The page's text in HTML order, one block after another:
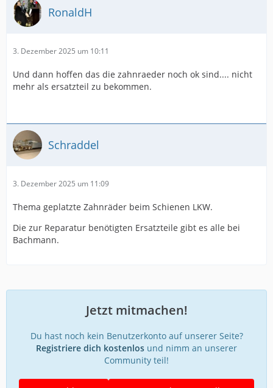
RonaldH
3. Dezember 2025 um 10:11
Und dann hoffen das die zahnraeder noch ok sind.... nicht
mehr als ersatzteil zu bekommen.
Schraddel
3. Dezember 2025 um 11:09
Thema geplatzte Zahnräder beim Schienen LKW.
Die zur Reparatur benötigten Ersatzteile gibt es alle bei
Bachmann.
Jetzt mitmachen!
Du hast noch kein Benutzerkonto auf unserer Seite?
Registriere dich kostenlos und nimm an unserer
Community teil!